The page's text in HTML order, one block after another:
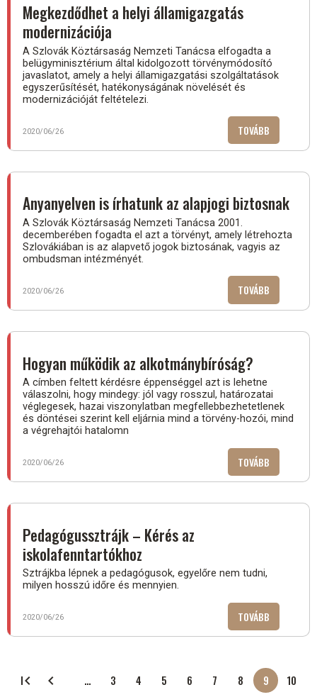
Megkezdődhet a helyi államigazgatás
modernizációja
A Szlovák Köztársaság Nemzeti Tanácsa elfogadta a
belügyminisztérium által kidolgozott törvénymódosító
javaslatot, amely a helyi államigazgatási szolgáltatások
egyszerűsítését, hatékonyságának növelését és
modernizációját feltételezi.
2020/06/26 TOVÁBB
A
Anyanyelven is írhatunk az alapjogi biztosnak
A Szlovák Köztársaság Nemzeti Tanácsa 2001.
decemberében fogadta el azt a törvényt, amely létrehozta
Szlovákiában is az alapvető jogok biztosának, vagyis az
ombudsman intézményét.
2020/06/26 TOVÁBB
IS
AZ
Hogyan működik az alkotmánybíróság?
A címben feltett kérdésre éppenséggel azt is lehetne
válaszolni, hogy mindegy: jól vagy rosszul, határozatai
véglegesek, hazai viszonylatban megfellebbezhetetlenek
és döntései szerint kell eljárnia mind a törvény-hozói, mind
a végrehajtói hatalomn
2020/06/26 TOVÁBB
MŰKÖDIK
Pedagógussztrájk – Kérés az
iskolafenntartókhoz
Sztrájkba lépnek a pedagógusok, egyelőre nem tudni,
milyen hosszú időre és mennyien.
2020/06/26 TOVÁBB
–
Oldalszámozás …
Oldal
3
Oldal
4
Oldal
5
Oldal
6
Oldal
7
Oldal
8
Jelenlegi
9
Oldal
10